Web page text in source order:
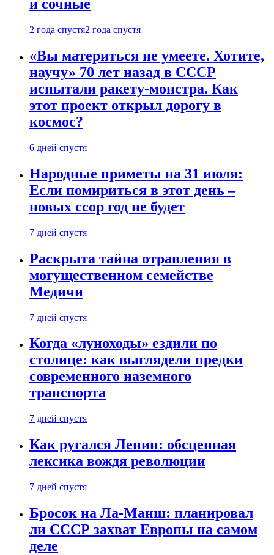
и сочные
2 года спустя2 года спустя
«Вы материться не умеете. Хотите,
научу» 70 лет назад в СССР
испытали ракету-монстра. Как
этот проект открыл дорогу в
космос?
6 дней спустя
Народные приметы на 31 июля:
Если помириться в этот день –
новых ссор год не будет
7 дней спустя
Раскрыта тайна отравления в
могущественном семействе
Медичи
7 дней спустя
Когда «луноходы» ездили по
столице: как выглядели предки
современного наземного
транспорта
7 дней спустя
Как ругался Ленин: обсценная
лексика вождя революции
7 дней спустя
Бросок на Ла-Манш: планировал
ли СССР захват Европы на самом
деле